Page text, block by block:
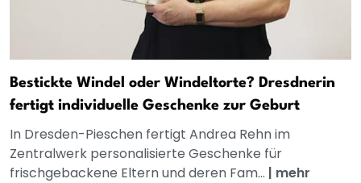
Bestickte Windel oder Windeltorte? Dresdnerin
fertigt individuelle Geschenke zur Geburt
In Dresden-Pieschen fertigt Andrea Rehn im
Zentralwerk personalisierte Geschenke für
frischgebackene Eltern und deren Fam... | mehr